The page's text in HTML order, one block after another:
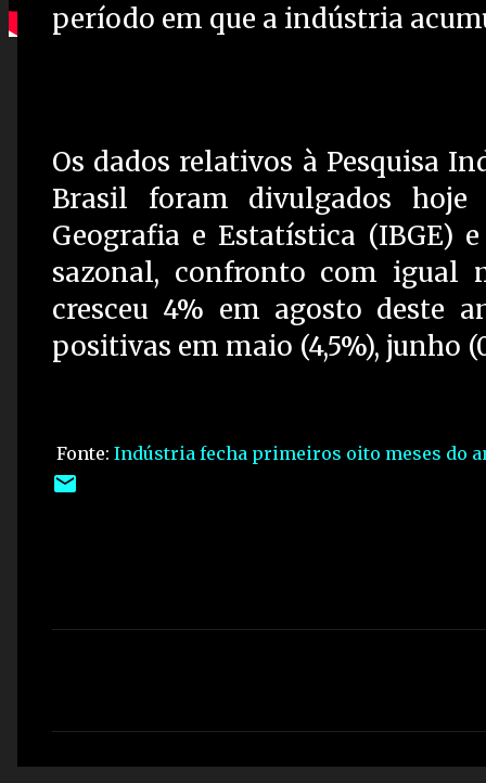
período em que a indústria
Os dados relativos à Pesquisa
Brasil foram divulgados
Geografia e Estatística (IBGE)
sazonal, confronto com igual
cresceu 4% em agosto deste
positivas em maio (4,5%), junho
Fonte: Indústria fecha primeiros oito meses do